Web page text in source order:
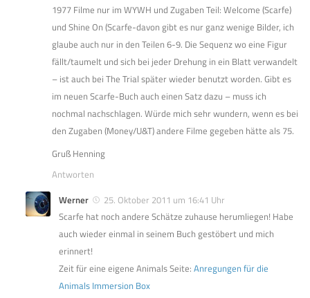
1977 Filme nur im WYWH und Zugaben Teil: Welcome (Scarfe)
und Shine On (Scarfe-davon gibt es nur ganz wenige Bilder, ich
glaube auch nur in den Teilen 6-9. Die Sequenz wo eine Figur
fällt/taumelt und sich bei jeder Drehung in ein Blatt verwandelt
– ist auch bei The Trial später wieder benutzt worden. Gibt es
im neuen Scarfe-Buch auch einen Satz dazu – muss ich
nochmal nachschlagen. Würde mich sehr wundern, wenn es bei
den Zugaben (Money/U&T) andere Filme gegeben hätte als 75.
Gruß Henning
Antworten
Werner
25. Oktober 2011 um 16:41 Uhr
Scarfe hat noch andere Schätze zuhause herumliegen! Habe
auch wieder einmal in seinem Buch gestöbert und mich
erinnert!
Zeit für eine eigene Animals Seite: Anregungen für die
Animals Immersion Box